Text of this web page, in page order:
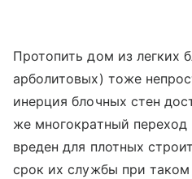
Протопить дом из легких
арболитовых) тоже
инерция блочных стен
же многократный переход
вреден для плотных
срок их службы при